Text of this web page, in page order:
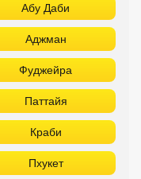
Абу Даби
Аджман
Фуджейра
Паттайя
Краби
Пхукет